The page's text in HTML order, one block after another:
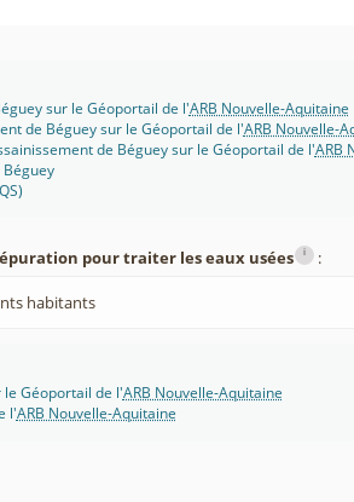
sur le Géoportail de l'ARB Nouvelle-Aquitaine
de Béguey sur le Géoportail de l'ARB Nouvelle-
de Béguey sur le Géoportail de l'ARB
pour traiter les eaux usées i :
habitants
Géoportail de l'ARB Nouvelle-Aquitaine
l'ARB Nouvelle-Aquitaine